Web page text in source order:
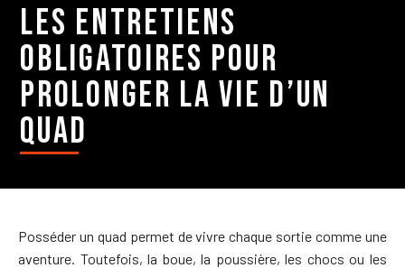
Les entretiens
obligatoires pour
prolonger la vie d’un
quad
Posséder un quad permet de vivre chaque sortie comme une
aventure. Toutefois, la boue, la poussière, les chocs ou les